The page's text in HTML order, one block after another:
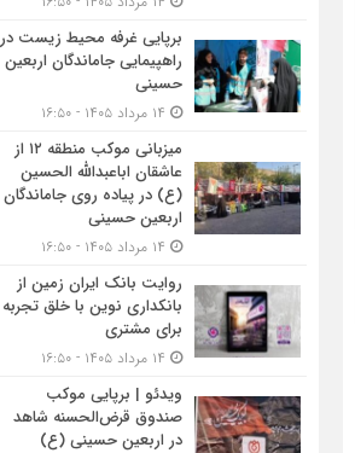
برپایی غرفه محیط زیست در
راهپیمایی جاماندگان اربعین
حسینی
میزبانی موکب منطقه ۱۲ از
عاشقان اباعبدالله الحسین
(ع) در پیاده روی جاماندگان
اربعین حسینی
روایت بانک ایران زمین از
بانکداری نوین با خلق تجربه
برای مشتری
ویدئو | برپایی موکب
صندوق قرض‌الحسنه شاهد
در اربعین حسینی (ع)